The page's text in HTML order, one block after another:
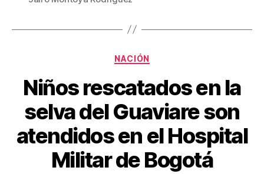
o
Categorías
NACIÓN
Niños rescatados en la
selva del Guaviare son
atendidos en el Hospital
Militar de Bogotá